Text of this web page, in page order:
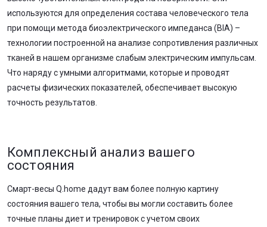
используются для определения состава человеческого тела
при помощи метода биоэлектрического импеданса (BIA) –
технологии построенной на анализе сопротивления различных
тканей в нашем организме слабым электрическим импульсам.
Что наряду с умными алгоритмами, которые и проводят
расчеты физических показателей, обеспечивает высокую
точность результатов.
Комплексный анализ вашего
состояния
Смарт-весы Q.home дадут вам более полную картину
состояния вашего тела, чтобы вы могли составить более
точные планы диет и тренировок с учетом своих